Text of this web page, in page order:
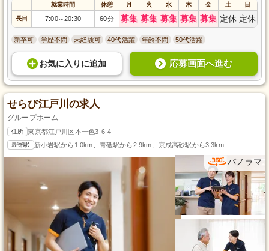
就業時間 休憩 月 火 水 木 金 土 日
長日 7:00～20:30 60分 募集 募集 募集 募集 募集 定休 定休
新卒可 学歴不問 未経験可 40代活躍 年齢不問 50代活躍
お気に入り に追加 応募画面へ進む
せらび江戸川の求人
グループホーム
住所 東京都江戸川区本一色3-6-4
最寄駅 新小岩駅から1.0km、青砥駅から2.9km、京成高砂駅から3.3km
パノラマ